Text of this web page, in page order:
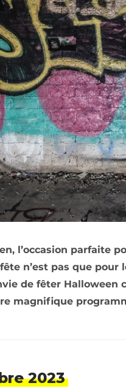
l’occasion parfaite
n’est pas que
de fêter Halloween
magnifique
2023